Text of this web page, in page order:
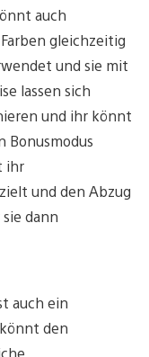
auch
gleichzeitig
und sie mit
lassen sich
und ihr könnt
Bonusmodus
ihr
und den Abzug
dann
auch ein
den